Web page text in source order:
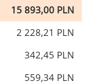
15 893,00 PLN
2 228,21 PLN
342,45 PLN
559,34 PLN